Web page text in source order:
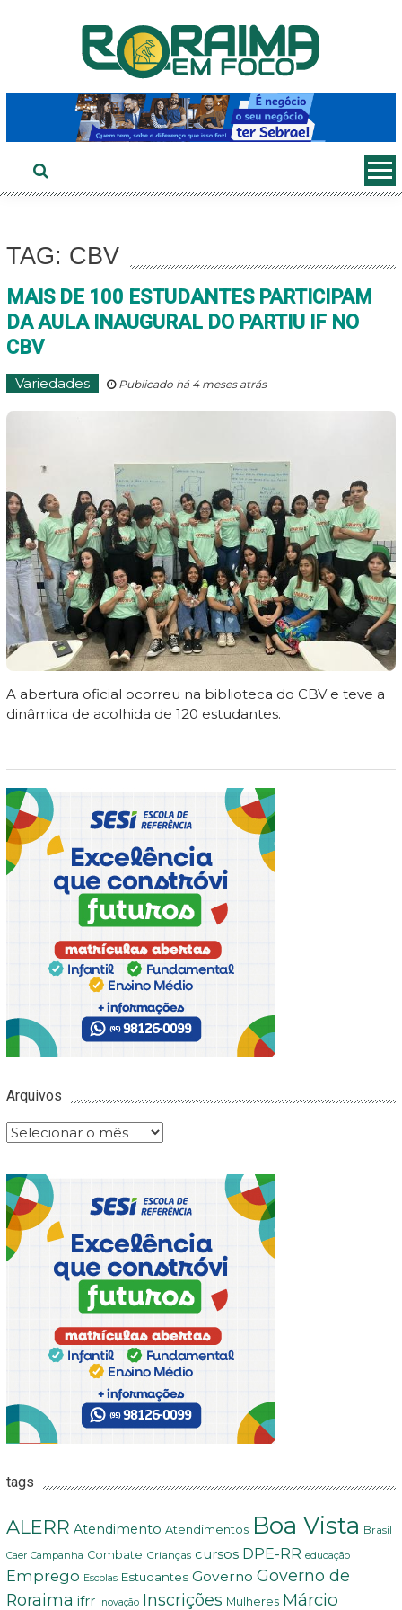
TAG: CBV
MAIS DE 100 ESTUDANTES PARTICIPAM
DA AULA INAUGURAL DO PARTIU IF NO
CBV
Variedades Publicado há 4 meses atrás
A abertura oficial ocorreu na biblioteca do CBV e teve a
dinâmica de acolhida de 120 estudantes.
Arquivos
Arquivos
tags
ALERR Atendimento Atendimentos Boa Vista Brasil
Caer Campanha Combate Crianças cursos DPE-RR educação
Emprego Escolas Estudantes Governo Governo de
Roraima ifrr Inovação Inscrições Mulheres Márcio